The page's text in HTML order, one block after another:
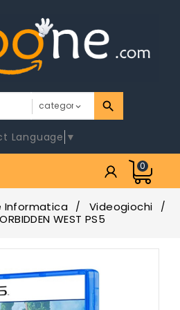
Language ▼
0
Informatica
Videogiochi
WEST PS5